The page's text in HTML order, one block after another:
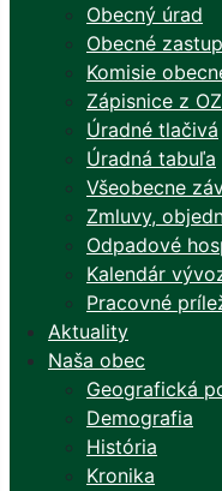
Obecný úrad
Obecné
Komisie
Zápisnice z
Úradné tlačivá
Úradná tabuľa
Všeobecne
Zmluvy,
Odpadové
Kalendár
Pracovné
Aktuality
Naša obec
Geografická
Demografia
História
Kronika